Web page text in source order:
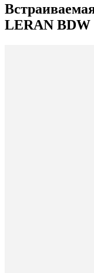
LERAN BDW